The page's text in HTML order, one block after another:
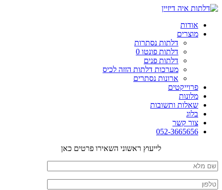
אודות
מוצרים
דלתות נסתרות
דלתות פונטו 0
דלתות פנים
מערכות דלתות הזזה לכיס
ארונות נסתרים
פרוייקטים
מלונות
שאלות ותשובות
בלוג
צור קשר
052-3665656
לייעוץ ראשוני השאירו פרטים כאן